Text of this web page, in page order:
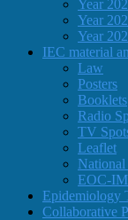
Year
Year
Year
IEC material
Law
Posters
Booklets
Radio
TV
Leaflet
EOC-
Epidemiology
Collaborative